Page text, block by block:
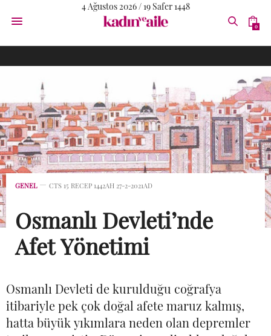
4 Ağustos 2026 / 19 Safer 1448
0
GENEL CTS 15 RECEP 1442AH 27-2-2021AD
Osmanlı Devleti’nde
Afet Yönetimi
Osmanlı Devleti de kurulduğu coğrafya
itibariyle pek çok doğal afete maruz kalmış,
hatta büyük yıkımlara neden olan depremler